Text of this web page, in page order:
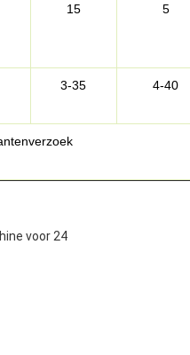
15 5
3-35 4-40